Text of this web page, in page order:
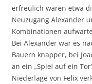
erfreulich waren etwa
Neuzugang Alexander
Kombinationen
Bei Alexander war es
Bauern knapper, bei
an ein „Spiel auf ein
Niederlage von Felix